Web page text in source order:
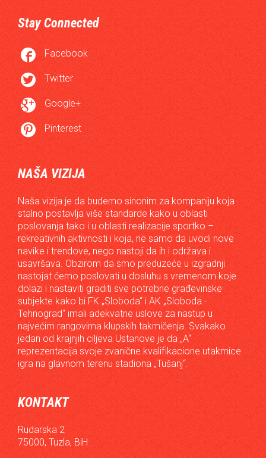
Stay Connected
 Facebook
 Twitter
 Google+
 Pinterest
NAŠA VIZIJA
Naša vizija je da budemo sinonim za kompaniju koja
stalno postavlja više standarde kako u oblasti
poslovanja tako i u oblasti realizacije sportko –
rekreativnih aktivnosti i koja, ne samo da uvodi nove
navike i trendove, nego nastoji da ih i održava i
usavršava. Obzirom da smo preduzeće u izgradnji
nastojat ćemo poslovati u dosluhu s vremenom koje
dolazi i nastaviti graditi sve potrebne građevinske
subjekte kako bi FK „Sloboda“ i AK „Sloboda -
Tehnograd“ imali adekvatne uslove za nastup u
najvećim rangovima klupskih takmičenja. Svakako
jedan od krajnjih ciljeva Ustanove je da „A“
reprezentacija svoje zvanične kvalifikacione utakmice
igra na glavnom terenu stadiona „Tušanj“.
KONTAKT
Rudarska 2
75000, Tuzla, BiH